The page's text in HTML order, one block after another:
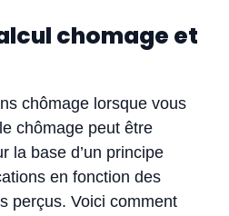
chomage et
chômage lorsque vous
chômage peut être
la base d’un principe
en fonction des
perçus. Voici comment